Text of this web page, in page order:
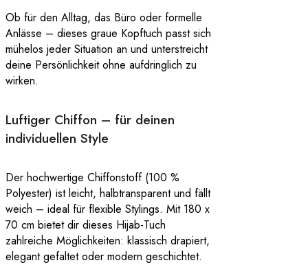
Ob für den Alltag, das Büro oder formelle
Anlässe – dieses graue Kopftuch passt sich
mühelos jeder Situation an und unterstreicht
deine Persönlichkeit ohne aufdringlich zu
wirken.
Luftiger Chiffon – für deinen
individuellen Style
Der hochwertige Chiffonstoff (100 %
Polyester) ist leicht, halbtransparent und fällt
weich – ideal für flexible Stylings. Mit 180 x
70 cm bietet dir dieses Hijab-Tuch
zahlreiche Möglichkeiten: klassisch drapiert,
elegant gefaltet oder modern geschichtet.